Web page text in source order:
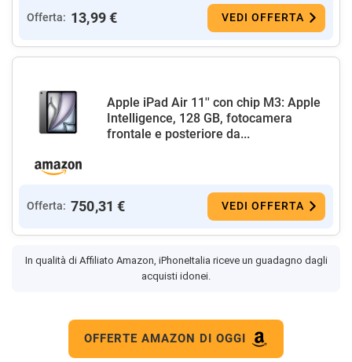
Offerta: 13,99 € VEDI OFFERTA
Apple iPad Air 11'' con chip M3: Apple
Intelligence, 128 GB, fotocamera
frontale e posteriore da...
Offerta: 750,31 € VEDI OFFERTA
In qualità di Affiliato Amazon, iPhoneItalia riceve un guadagno dagli
acquisti idonei.
OFFERTE AMAZON DI OGGI